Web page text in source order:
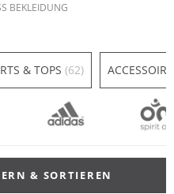
BEKLEIDUNG
& TOPS (62)
& SORTIEREN